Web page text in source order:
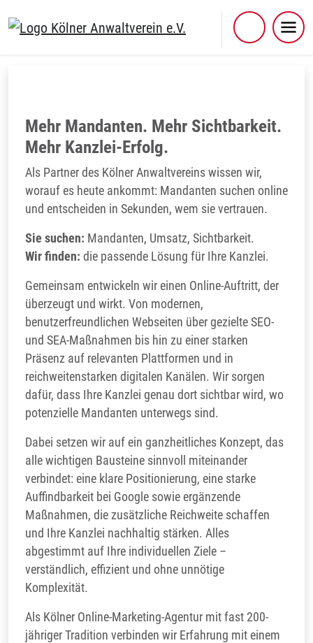
Mehr Mandanten. Mehr Sichtbarkeit.
Mehr Kanzlei-Erfolg.
Als Partner des Kölner Anwaltvereins wissen wir,
worauf es heute ankommt: Mandanten suchen online
und entscheiden in Sekunden, wem sie vertrauen.
Sie suchen: Mandanten, Umsatz, Sichtbarkeit.
Wir finden: die passende Lösung für Ihre Kanzlei.
Gemeinsam entwickeln wir einen Online-Auftritt, der
überzeugt und wirkt. Von modernen,
benutzerfreundlichen Webseiten über gezielte SEO-
und SEA-Maßnahmen bis hin zu einer starken
Präsenz auf relevanten Plattformen und in
reichweitenstarken digitalen Kanälen. Wir sorgen
dafür, dass Ihre Kanzlei genau dort sichtbar wird, wo
potenzielle Mandanten unterwegs sind.
Dabei setzen wir auf ein ganzheitliches Konzept, das
alle wichtigen Bausteine sinnvoll miteinander
verbindet: eine klare Positionierung, eine starke
Auffindbarkeit bei Google sowie ergänzende
Maßnahmen, die zusätzliche Reichweite schaffen
und Ihre Kanzlei nachhaltig stärken. Alles
abgestimmt auf Ihre individuellen Ziele –
verständlich, effizient und ohne unnötige
Komplexität.
Als Kölner Online-Marketing-Agentur mit fast 200-
jähriger Tradition verbinden wir Erfahrung mit einem